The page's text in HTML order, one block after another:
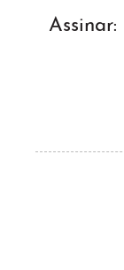
Assinar: